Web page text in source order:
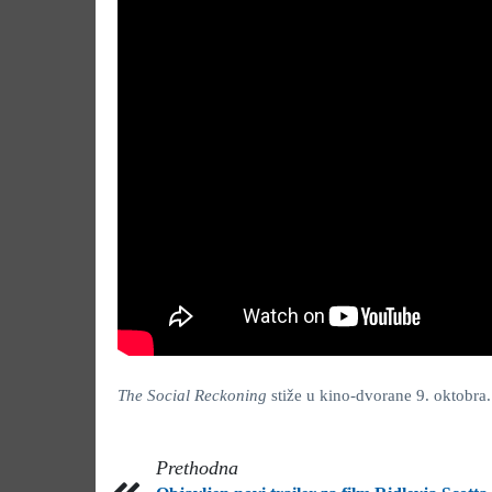
The Social Reckoning stiže u kino-dvorane 9. oktobra.
Prethodna